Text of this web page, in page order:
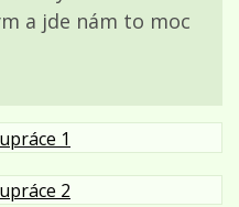
a jde nám to moc